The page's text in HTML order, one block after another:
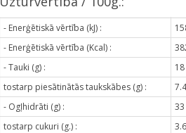
- Enerģētiskā vērtība (kJ) :
- Enerģētiskā vērtība (Kcal) :
- Tauki (g) :
18
tostarp piesātinātās taukskābes (g) :
7.4
- Ogļhidrāti (g) :
33
tostarp cukuri (g.) :
3.6